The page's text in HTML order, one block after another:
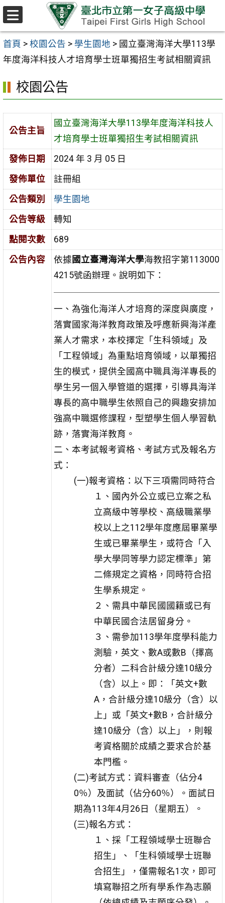
跳至主要內容區
首頁 > 校園公告 > 學生園地 > 國立臺灣海洋大學113學
年度海洋科技人才培育學士班單獨招生考試相關資訊
校園公告
公告主旨
國立臺灣海洋大學113學年度海洋科技人
才培育學士班單獨招生考試相關資訊
發佈日期
2024 年 3 月 05 日
發佈單位
註冊組
公告類別
學生園地
公告等級
轉知
點閱次數
689
公告內容
依據 國立臺灣海洋大學海教招字第113000
4215號函辦理。說明如下：
一、為強化海洋人才培育的深度與廣度，
落實國家海洋教育政策及呼應新興海洋產
業人才需求，本校擇定「生科領域」及
「工程領域」為重點培育領域，以單獨招
生的模式，提供全國高中職具海洋專長的
學生另一個入學管道的選擇，引導具海洋
專長的高中職學生依照自己的興趣安排加
強高中職選修課程，型塑學生個人學習軌
跡，落實海洋教育。
二、本考試報考資格、考試方式及報名方
式：
(一)報考資格：以下三項需同時符合
１、國內外公立或已立案之私
立高級中等學校、高級職業學
校以上之112學年度應屆畢業學
生或已畢業學生，或符合「入
學大學同等學力認定標準」第
二條規定之資格，同時符合招
生學系規定。
２、需具中華民國國籍或已有
中華民國合法居留身分。
３、需參加113學年度學科能力
測驗，英文、數A或數B（擇高
分者）二科合計級分達10級分
（含）以上。即：「英文+數
A，合計級分達10級分（含）以
上」或「英文+數B，合計級分
達10級分（含）以上」，則報
考資格關於成績之要求合於基
本門檻。
(二)考試方式：資料審查（佔分4
0％）及面試（佔分60％）。面試日
期為113年4月26日（星期五）。
(三)報名方式：
１、採「工程領域學士班聯合
招生」、「生科領域學士班聯
合招生」，僅需報名1次，即可
填寫聯招之所有學系作為志願
選
單